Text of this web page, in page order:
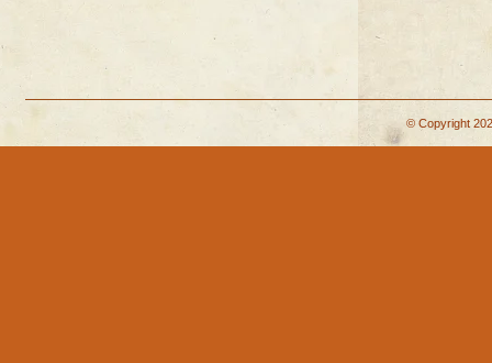
© Copyright